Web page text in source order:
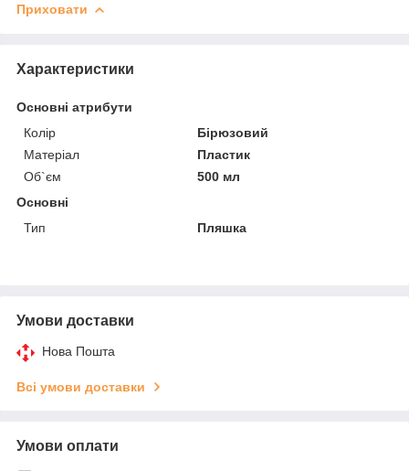
Приховати
Характеристики
Основні атрибути
Колір
Бірюзовий
Матеріал
Пластик
Об`єм
500 мл
Основні
Тип
Пляшка
Умови доставки
Нова Пошта
Всі умови доставки
Умови оплати